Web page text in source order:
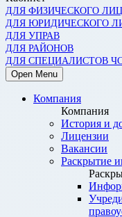
ДЛЯ ФИЗИЧЕСКОГО
ДЛЯ ЮРИДИЧЕСКОГО
ДЛЯ УПРАВ
ДЛЯ РАЙОНОВ
ДЛЯ СПЕЦИАЛИСТОВ
Open Menu
Компания
Компания
История и
Лицензии
Вакансии
Раскрытие